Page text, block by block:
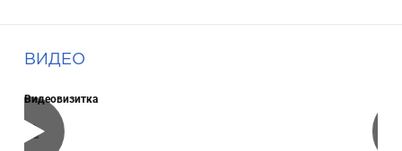
ВИДЕО
Видеовизитка